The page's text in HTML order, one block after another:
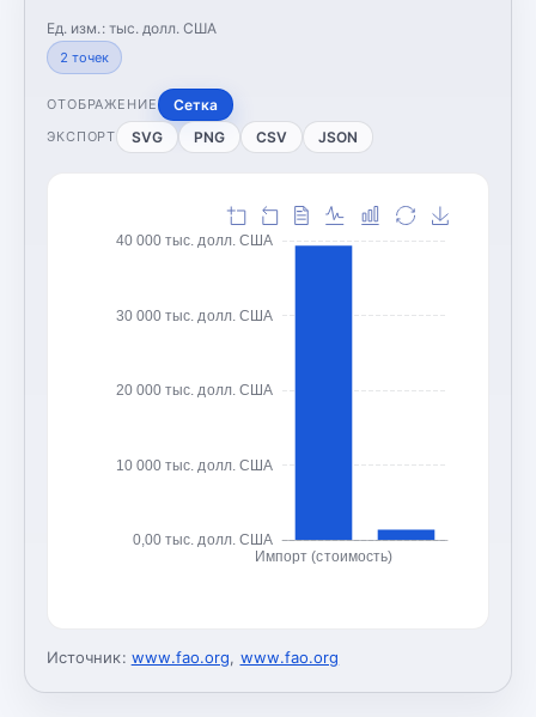
Ед. изм.: тыс. долл. США
2 точек
ОТОБРАЖЕНИЕ Сетка
ЭКСПОРТ SVG PNG CSV JSON
0,00 тыс. долл. США
10 000 тыс. долл. США
20 000 тыс. долл. США
30 000 тыс. долл. США
40 000 тыс. долл. США
Импорт (стоимость)
Источник: www.fao.org, www.fao.org